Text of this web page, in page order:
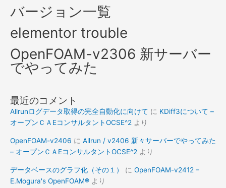
バージョン一覧
elementor trouble
OpenFOAM-v2306 新サーバー
でやってみた
最近のコメント
Allrunログデータ取得の完全自動化に向けて に KDiff3について –
オープンＣＡEコンサルタントOCSE^2 より
OpenFOAM-v2406 に Allrun / v2406 新々サーバーでやってみた
– オープンＣＡEコンサルタントOCSE^2 より
データベースのグラフ化（その１） に OpenFOAM-v2412 –
E.Mogura's OpenFOAM® より